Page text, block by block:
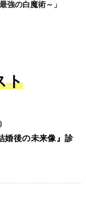
強の白魔術～」
ト
婚後の未来像』診